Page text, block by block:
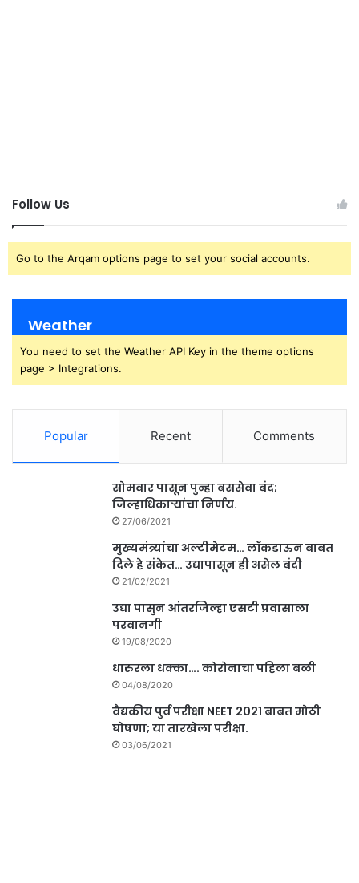
Follow Us
Go to the Arqam options page to set your social accounts.
Weather
You need to set the Weather API Key in the theme options
page > Integrations.
Popular Recent Comments
सोमवार पासून पुन्हा बससेवा बंद;
जिल्हाधिकाऱ्यांचा निर्णय.
27/06/2021
मुख्यमंत्र्यांचा अल्टीमेटम… लॉकडाऊन बाबत
दिले हे संकेत… उद्यापासून ही असेल बंदी
21/02/2021
उद्या पासुन आंतरजिल्हा एसटी प्रवासाला
परवानगी
19/08/2020
धारुरला धक्का…. कोरोनाचा पहिला बळी
04/08/2020
वैद्यकीय पुर्व परीक्षा NEET 2021 बाबत मोठी
घोषणा; या तारखेला परीक्षा.
03/06/2021